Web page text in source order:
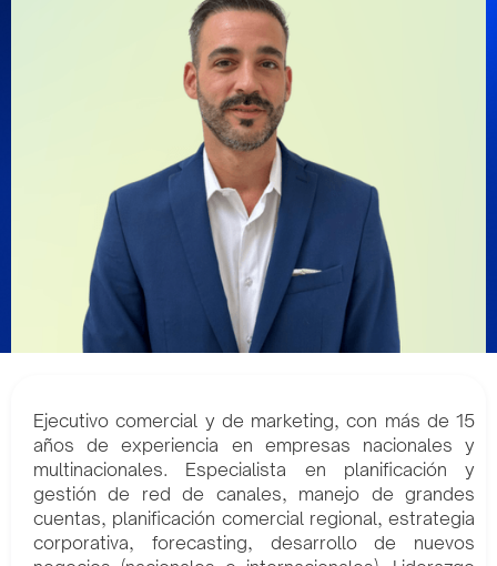
Ejecutivo comercial y de marketing, con más de 15
años de experiencia en empresas nacionales y
multinacionales. Especialista en planificación y
gestión de red de canales, manejo de grandes
cuentas, planificación comercial regional, estrategia
corporativa, forecasting, desarrollo de nuevos